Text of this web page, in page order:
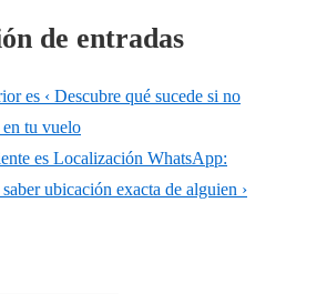
de entradas
es ‹ Descubre qué sucede si no
en tu vuelo
es Localización WhatsApp:
ubicación exacta de alguien ›